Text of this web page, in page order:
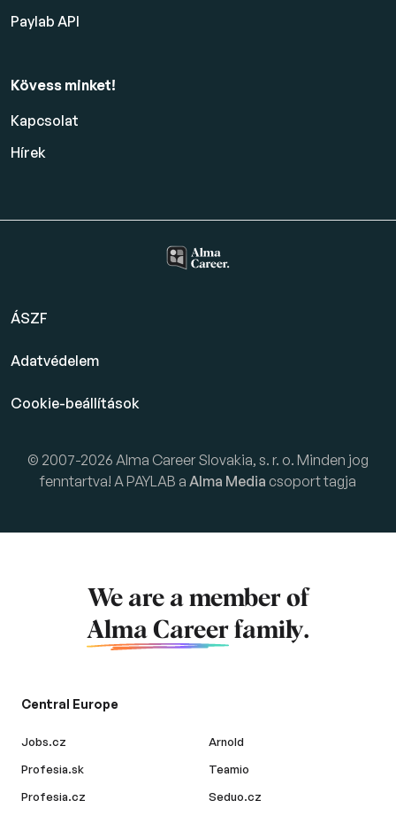
Paylab API
Kövess minket!
Kapcsolat
Hírek
ÁSZF
Adatvédelem
Cookie-beállítások
© 2007-2026 Alma Career Slovakia, s. r. o. Minden jog
fenntartva! A PAYLAB a Alma Media csoport tagja
We are a member of
Alma Career family.
Central Europe
Jobs.cz
Profesia.sk
Profesia.cz
Arnold
Teamio
Seduo.cz